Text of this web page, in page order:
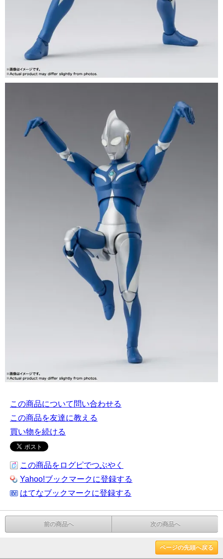
この商品について問い合わせる
この商品を友達に教える
買い物を続ける
この商品をログピでつぶやく
Yahoo!ブックマークに登録する
はてなブックマークに登録する
前の商品へ 次の商品へ
ページの先頭へ戻る